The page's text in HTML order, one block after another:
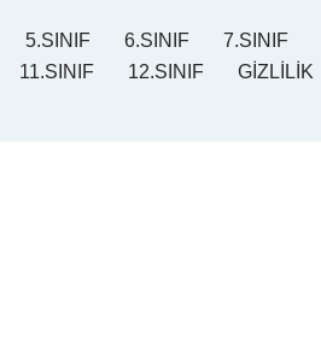
5.SINIF 6.SINIF 7.SINIF
11.SINIF 12.SINIF GİZLİLİK